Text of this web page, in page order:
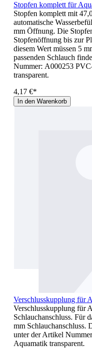
Stopfen komplett für
Stopfen komplett mit
automatische
mm Öffnung. Die
Stopfenöffnung bis zur
diesem Wert müssen 5
passenden Schlauch
Nummer: A000253
transparent.
4,17 €*
In den Warenkorb
Verschlusskupplung für
Verschlusskupplung für
Schlauchanschluss. Für
mm Schlauchanschluss.
unter der Artikel
Aquamatik transparent.